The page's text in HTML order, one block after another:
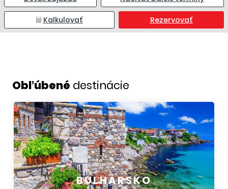
Kalkulovať Rezervovať
Obľúbené destinácie
BULHARSKO